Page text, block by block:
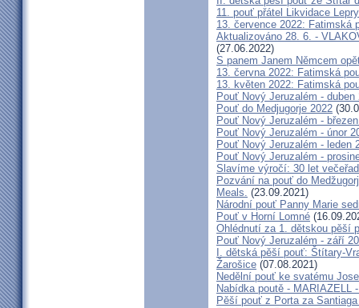
11. pouť přátel Likvidace Lepry
13. července 2022: Fatimská
Aktualizováno 28. 6. -
(27.06.2022)
S panem Janem Němcem
13. června 2022: Fatimská
13. květen 2022: Fatimská
Pouť Nový Jeruzalém - duben
Pouť do Medjugorje 2022
Pouť Nový Jeruzalém -
Pouť Nový Jeruzalém - únor
Pouť Nový Jeruzalém - leden
Pouť Nový Jeruzalém -
Slavíme výročí: 30 let
Pozvání na pouť do
Meals. (23.09.2021)
Národní pouť Panny Marie
Pouť v Horní Lomné
Ohlédnutí za 1. dětskou pěší
Pouť Nový Jeruzalém - září
I. dětská pěší pouť: Štítary-
Žarošice (07.08.2021)
Nedělní pouť ke svatému
Nabídka poutě - MARIAZELL
Pěší pouť z Porta za